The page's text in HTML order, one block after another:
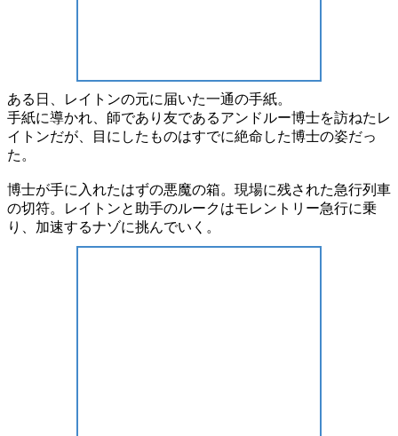
ある日、レイトンの元に届いた一通の手紙。
手紙に導かれ、師であり友であるアンドルー博士を訪ねたレ
イトンだが、目にしたものはすでに絶命 した博士の姿だっ
た。
博士が手に入れたはずの悪魔の箱。 現場に残された急行列車
の切符。
レイトンと助手のルークはモレントリー急行に乗
り、 加速するナゾに挑んでいく。